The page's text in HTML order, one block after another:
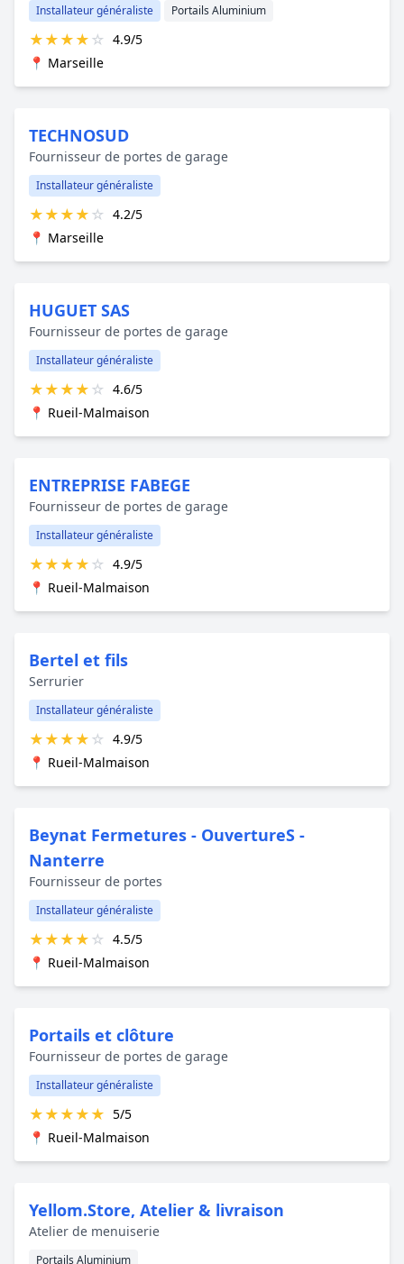
Installateur généraliste Portails Aluminium
★★★★☆ 4.9/5
📍 Marseille
TECHNOSUD
Fournisseur de portes de garage
Installateur généraliste
★★★★☆ 4.2/5
📍 Marseille
HUGUET SAS
Fournisseur de portes de garage
Installateur généraliste
★★★★☆ 4.6/5
📍 Rueil-Malmaison
ENTREPRISE FABEGE
Fournisseur de portes de garage
Installateur généraliste
★★★★☆ 4.9/5
📍 Rueil-Malmaison
Bertel et fils
Serrurier
Installateur généraliste
★★★★☆ 4.9/5
📍 Rueil-Malmaison
Beynat Fermetures - OuvertureS -
Nanterre
Fournisseur de portes
Installateur généraliste
★★★★☆ 4.5/5
📍 Rueil-Malmaison
Portails et clôture
Fournisseur de portes de garage
Installateur généraliste
★★★★★ 5/5
📍 Rueil-Malmaison
Yellom.Store, Atelier & livraison
Atelier de menuiserie
Portails Aluminium